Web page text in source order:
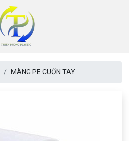
MÀNG PE CUỐN TAY